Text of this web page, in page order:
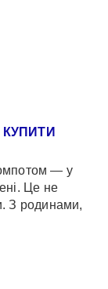
— у
Це не
З родинами,